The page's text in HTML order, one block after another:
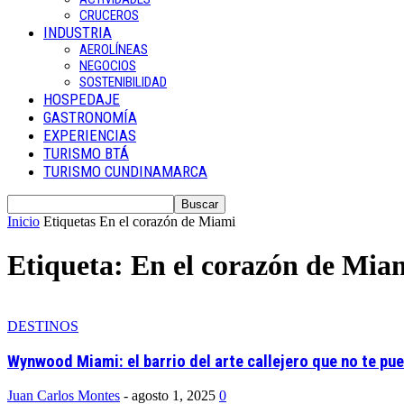
CRUCEROS
INDUSTRIA
AEROLÍNEAS
NEGOCIOS
SOSTENIBILIDAD
HOSPEDAJE
GASTRONOMÍA
EXPERIENCIAS
TURISMO BTÁ
TURISMO CUNDINAMARCA
Inicio Etiquetas En el corazón de Miami
Etiqueta: En el corazón de
DESTINOS
Wynwood Miami: el barrio del arte callejero que no te
Juan Carlos Montes - agosto 1, 2025 0